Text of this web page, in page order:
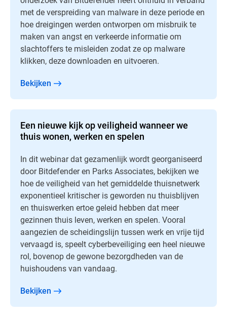
met de verspreiding van malware in deze periode en
hoe dreigingen werden ontworpen om misbruik te
maken van angst en verkeerde informatie om
slachtoffers te misleiden zodat ze op malware
klikken, deze downloaden en uitvoeren.
Bekijken
Een nieuwe kijk op veiligheid wanneer we
thuis wonen, werken en spelen
In dit webinar dat gezamenlijk wordt georganiseerd
door Bitdefender en Parks Associates, bekijken we
hoe de veiligheid van het gemiddelde thuisnetwerk
exponentieel kritischer is geworden nu thuisblijven
en thuiswerken ertoe geleid hebben dat meer
gezinnen thuis leven, werken en spelen. Vooral
aangezien de scheidingslijn tussen werk en vrije tijd
vervaagd is, speelt cyberbeveiliging een heel nieuwe
rol, bovenop de gewone bezorgdheden van de
huishoudens van vandaag.
Bekijken